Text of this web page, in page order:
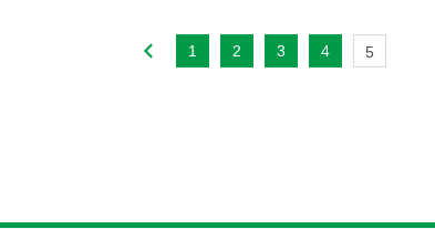
1 2 3 4 5